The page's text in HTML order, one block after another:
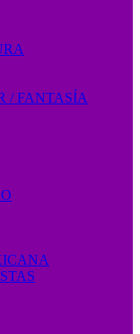
/ FANTASÍA